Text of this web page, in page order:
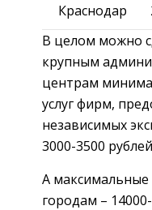
Краснодар
В целом можно
крупным
центрам
услуг фирм,
независимых
3000-3500
А
городам –